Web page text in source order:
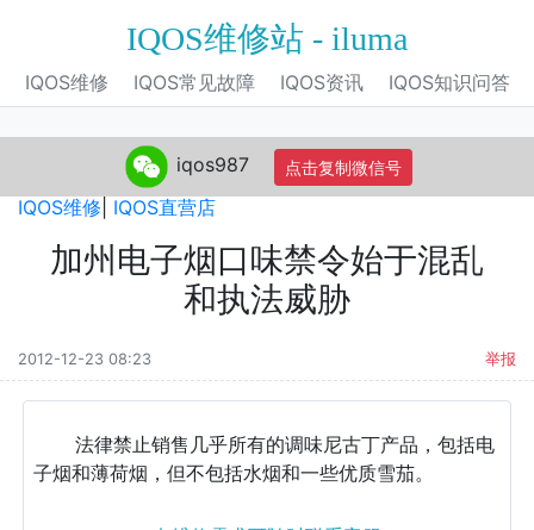
IQOS维修站 - iluma
IQOS维修 IQOS常见故障 IQOS资讯 IQOS知识问答
|IQOS电子烟| IQOS专营店|IQOS自营店
IQOS维修 IQOS直营店
加州电子烟口味禁令始于混乱
和执法威胁
2012-12-23 08:23 举报
法律禁止销售几乎所有的调味尼古丁产品，包括电
子烟和薄荷烟，但不包括水烟和一些优质雪茄。
iqos987 点击复制微信号